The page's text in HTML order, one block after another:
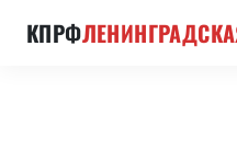
КПРФ